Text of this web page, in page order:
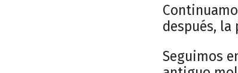
después, la
Seguimos